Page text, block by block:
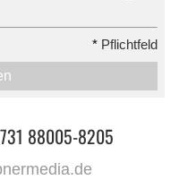
* Pflichtfeld
88005-8205